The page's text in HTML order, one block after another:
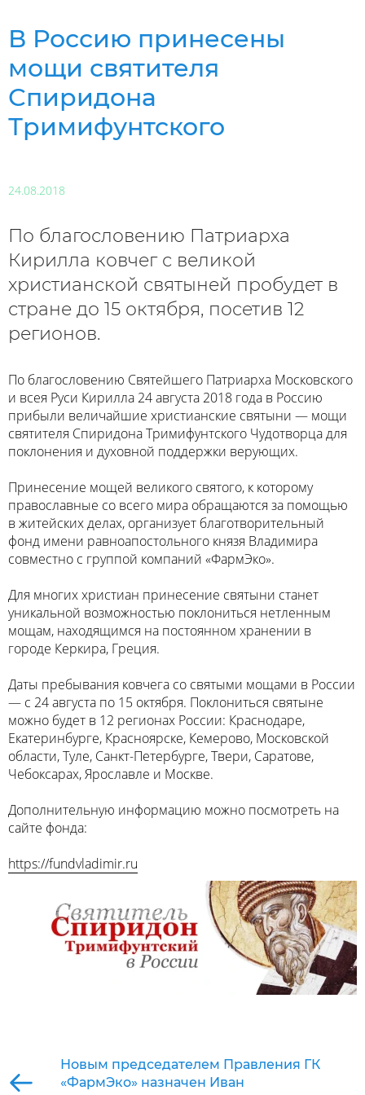
В Россию принесены
мощи святителя
Спиридона
Тримифунтского
24.08.2018
По благословению Патриарха
Кирилла ковчег с великой
христианской святыней пробудет в
стране до 15 октября, посетив 12
регионов.
По благословению Святейшего Патриарха Московского
и всея Руси Кирилла 24 августа 2018 года в Россию
прибыли величайшие христианские святыни — мощи
святителя Спиридона Тримифунтского Чудотворца для
поклонения и духовной поддержки верующих.
Принесение мощей великого святого, к которому
православные со всего мира обращаются за помощью
в житейских делах, организует благотворительный
фонд имени равноапостольного князя Владимира
совместно с группой компаний «ФармЭко».
Для многих христиан принесение святыни станет
уникальной возможностью поклониться нетленным
мощам, находящимся на постоянном хранении в
городе Керкира, Греция.
Даты пребывания ковчега со святыми мощами в России
— с 24 августа по 15 октября. Поклониться святыне
можно будет в 12 регионах России: Краснодаре,
Екатеринбурге, Красноярске, Кемерово, Московской
области, Туле, Санкт-Петербурге, Твери, Саратове,
Чебоксарах, Ярославле и Москве.
Дополнительную информацию можно посмотреть на
сайте фонда:
https://fundvladimir.ru
Новым председателем Правления ГК
«ФармЭко» назначен Иван